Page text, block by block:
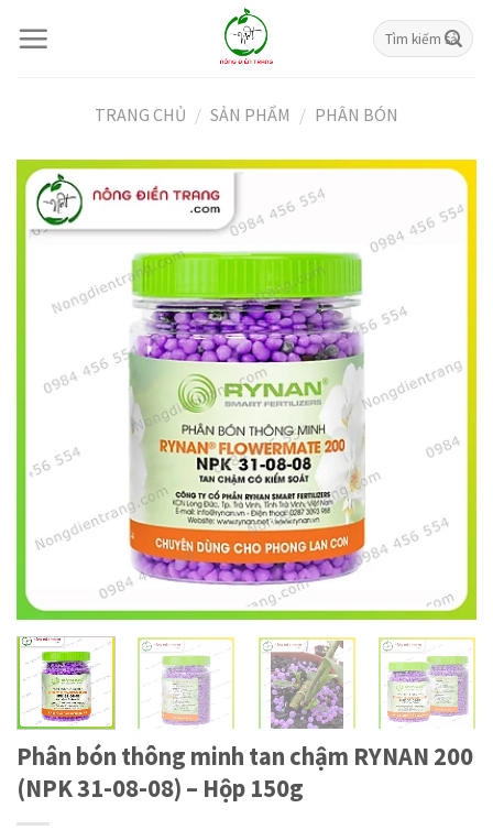
Tìm
kiếm:
TRANG CHỦ / SẢN PHẨM / PHÂN BÓN
Phân bón thông minh tan chậm RYNAN 200
(NPK 31-08-08) – Hộp 150g